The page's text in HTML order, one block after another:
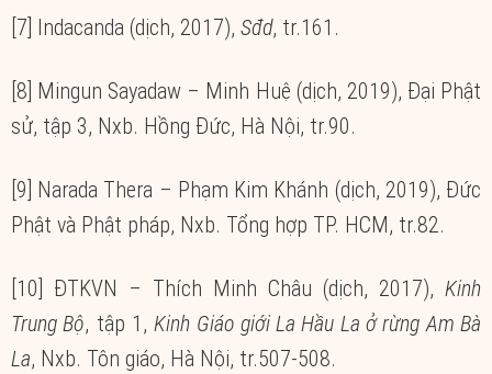
[7] Indacanda (dịch, 2017), Sđd, tr.161.
[8] Mingun Sayadaw – Minh Huệ (dịch, 2019), Đại Phật
sử, tập 3, Nxb. Hồng Đức, Hà Nội, tr.90.
[9] Narada Thera – Phạm Kim Khánh (dịch, 2019), Đức
Phật và Phật pháp, Nxb. Tổng hợp TP. HCM, tr.82.
[10] ĐTKVN – Thích Minh Châu (dịch, 2017), Kinh
Trung Bộ, tập 1,Kinh Giáo giới La Hầu La ở rừng Am Bà
La, Nxb. Tôn giáo, Hà Nội, tr.507-508.